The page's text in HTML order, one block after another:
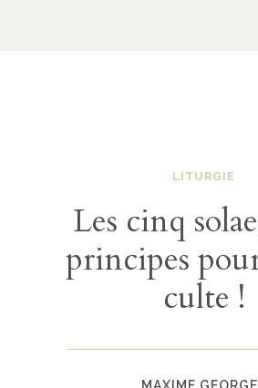
LITURGIE
Les cinq
principes
culte !